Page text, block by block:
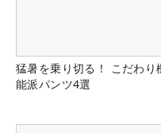
猛暑を乗り切る！ こだわり
能派パンツ4選